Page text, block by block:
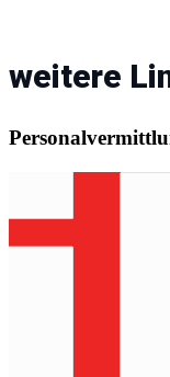
weitere